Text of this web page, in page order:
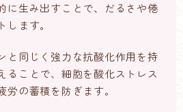
に生み出すことで、だるさや倦
ます。
と同じく強力な抗酸化作用を持
ることで、細胞を酸化ストレス
の蓄積を防ぎます。